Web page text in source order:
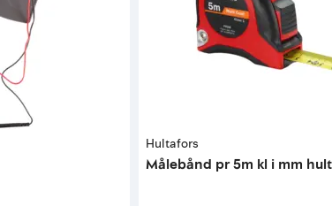
Hultafors
Målebånd pr 5m kl i mm